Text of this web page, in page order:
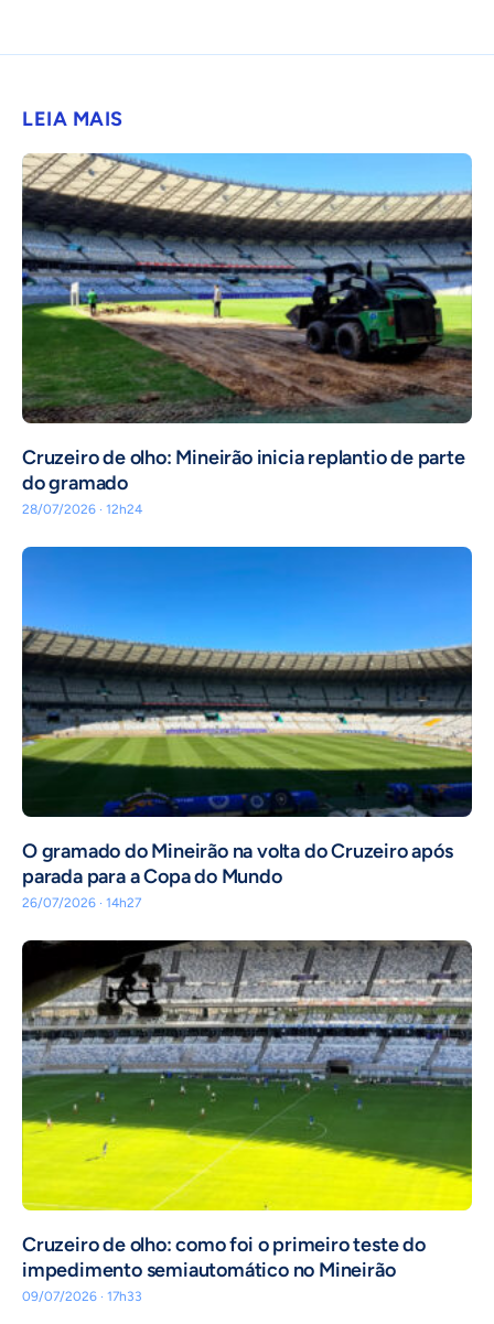
LEIA MAIS
Cruzeiro de olho: Mineirão inicia replantio de parte
do gramado
28/07/2026 · 12h24
O gramado do Mineirão na volta do Cruzeiro após
parada para a Copa do Mundo
26/07/2026 · 14h27
Cruzeiro de olho: como foi o primeiro teste do
impedimento semiautomático no Mineirão
09/07/2026 · 17h33